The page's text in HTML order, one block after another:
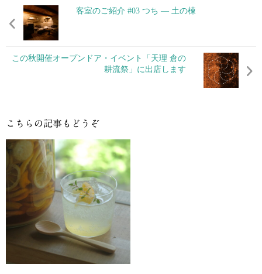
客室のご紹介 #03 つち ― 土の棟
この秋開催オープンドア・イベント「天理 倉の
耕流祭」に出店します
こちらの記事もどうぞ